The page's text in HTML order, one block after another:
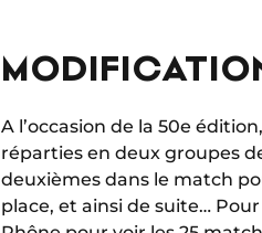
A l’occasion de la 50e
réparties en deux groupes
deuxièmes dans le match
place, et ainsi de suite…